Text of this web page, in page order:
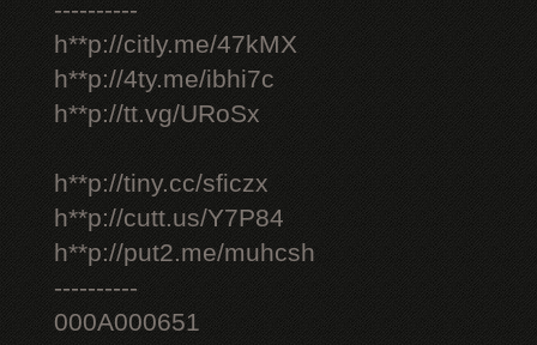
----------
h**p://citly.me/47kMX
h**p://4ty.me/ibhi7c
h**p://tt.vg/URoSx
h**p://tiny.cc/sficzx
h**p://cutt.us/Y7P84
h**p://put2.me/muhcsh
----------
000A000651